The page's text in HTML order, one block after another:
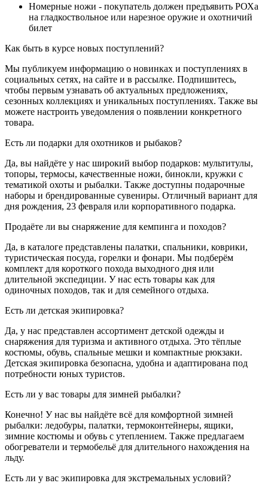
Номерные ножи - покупатель должен предъявить РОХа
на гладкоствольное или нарезное оружие и охотничий
билет
Как быть в курсе новых поступлений?
Мы публикуем информацию о новинках и поступлениях в
социальных сетях, на сайте и в рассылке. Подпишитесь,
чтобы первым узнавать об актуальных предложениях,
сезонных коллекциях и уникальных поступлениях. Также вы
можете настроить уведомления о появлении конкретного
товара.
Есть ли подарки для охотников и рыбаков?
Да, вы найдёте у нас широкий выбор подарков: мультитулы,
топоры, термосы, качественные ножи, бинокли, кружки с
тематикой охоты и рыбалки. Также доступны подарочные
наборы и брендированные сувениры. Отличный вариант для
дня рождения, 23 февраля или корпоративного подарка.
Продаёте ли вы снаряжение для кемпинга и походов?
Да, в каталоге представлены палатки, спальники, коврики,
туристическая посуда, горелки и фонари. Мы подберём
комплект для короткого похода выходного дня или
длительной экспедиции. У нас есть товары как для
одиночных походов, так и для семейного отдыха.
Есть ли детская экипировка?
Да, у нас представлен ассортимент детской одежды и
снаряжения для туризма и активного отдыха. Это тёплые
костюмы, обувь, спальные мешки и компактные рюкзаки.
Детская экипировка безопасна, удобна и адаптирована под
потребности юных туристов.
Есть ли у вас товары для зимней рыбалки?
Конечно! У нас вы найдёте всё для комфортной зимней
рыбалки: ледобуры, палатки, термоконтейнеры, ящики,
зимние костюмы и обувь с утеплением. Также предлагаем
обогреватели и термобельё для длительного нахождения на
льду.
Есть ли у вас экипировка для экстремальных условий?